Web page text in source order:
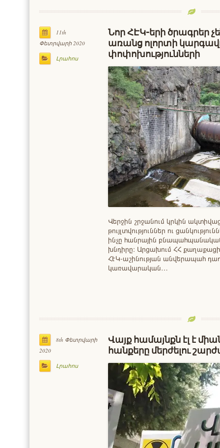
11th
Փետրվարի 2020
Լրահոս
Նոր ՀԷԿ-երի ծրագրեր
առանց ոլորտի
փոփոխությունների
Վերջին շրջանում կրկին
թույլտվություններ ու
ինչը հանրային
խնդիրը։ Արցախում ՀՀ
ՀԷԿ-աշինության անվերապահ
կառավարական…
8th Փետրվարի
2020
Լրահոս
Վայք համայնքն էլ է
հանքերը մերժելու